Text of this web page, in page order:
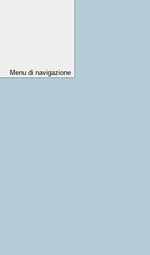
Menu di navigazione